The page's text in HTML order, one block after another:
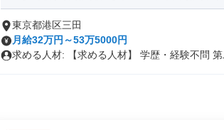
東京都港区三田
月給32万円～53万5000円
求める人材: 【求める人材】 学歴・経験不問 第